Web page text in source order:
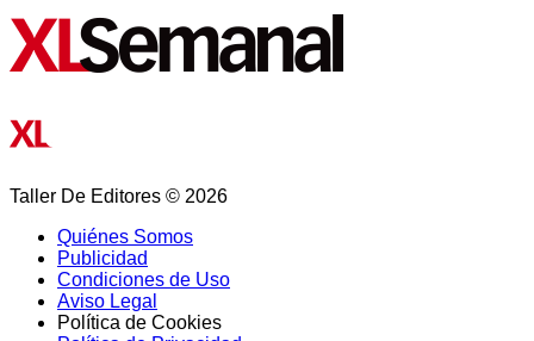
Taller De Editores © 2026
Quiénes Somos
Publicidad
Condiciones de Uso
Aviso Legal
Política de Cookies